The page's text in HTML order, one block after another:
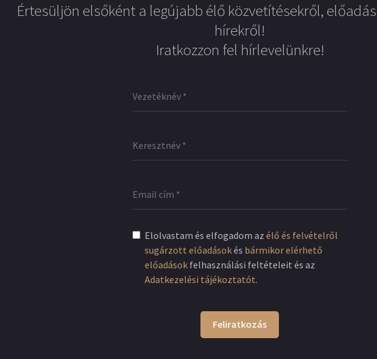
Értesüljön elsőként a legújabb élő közvetítésekről,
hírekről!
Iratkozzon fel hírlevelünkre!
Elolvastam és elfogadom az élő és felvételről
sugárzott előadásokés bármikor elérhető
előadások felhasználási feltételeit és az
Adatkezelési tájékoztatót.
Feliratkozás